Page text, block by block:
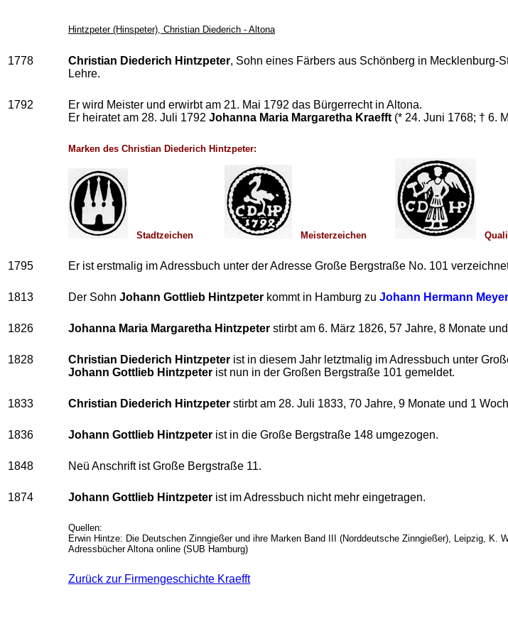
Hintzpeter (Hinspeter), Christian Diederich - Altona
1778 Christian Diederich Hintzpeter, Sohn eines Färbers aus Schönberg in Mecklenburg-
Lehre.
1792
Er wird Meister und erwirbt am 21. Mai 1792 das Bürgerrecht in Altona.
Er heiratet am 28. Juli 1792 Johanna Maria Margaretha Kraefft (* 24. Juni 1768; † 6.
Marken des Christian Diederich Hintzpeter:
Stadtzeichen Meisterzeichen
1795 Er ist erstmalig im Adressbuch unter der Adresse Große Bergstraße No. 101
1813 Der Sohn Johann Gottlieb Hintzpeter kommt in Hamburg zu Johann Hermann Meyer
1826 Johanna Maria Margaretha Hintzpeter stirbt am 6. März 1826, 57 Jahre, 8 Monate
1828 Christian Diederich Hintzpeter ist in diesem Jahr letztmalig im Adressbuch unter
Johann Gottlieb Hintzpeter ist nun in der Großen Bergstraße 101 gemeldet.
1833 Christian Diederich Hintzpeter stirbt am 28. Juli 1833, 70 Jahre, 9 Monate und 1
1836 Johann Gottlieb Hintzpeter ist in die Große Bergstraße 148 umgezogen.
1848 Neü Anschrift ist Große Bergstraße 11.
1874 Johann Gottlieb Hintzpeter ist im Adressbuch nicht mehr eingetragen.
Quellen:
Erwin Hintze: Die Deutschen Zinngießer und ihre Marken Band III (Norddeutsche Zinngießer), Leipzig, K.
Adressbücher Altona online (SUB Hamburg)
Zurück zur Firmengeschichte Kraefft